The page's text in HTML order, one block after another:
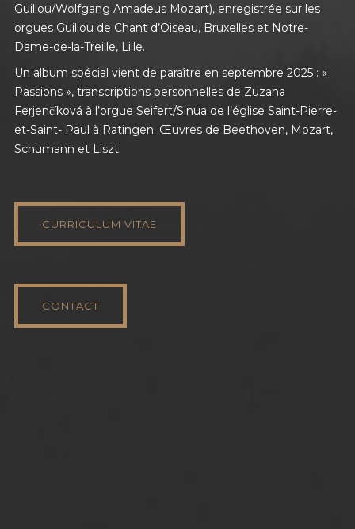
Guillou/Wolfgang Amadeus Mozart), enregistrée sur les
orgues Guillou de Chant d’Oiseau, Bruxelles et Notre-
Dame-de-la-Treille, Lille.
Un album spécial vient de paraître en septembre 2025 : «
Passions », transcriptions personnelles de Zuzana
Ferjenčíková à l’orgue Seifert/Sinua de l’église Saint-Pierre-
et-Saint- Paul à Ratingen. Œuvres de Beethoven, Mozart,
Schumann et Liszt.
CURRICULUM VITAE
CONTACT